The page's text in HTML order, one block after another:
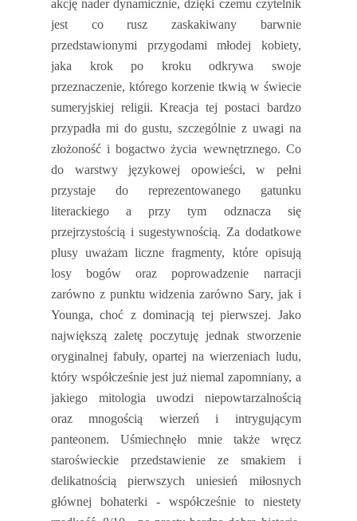
akcję nader dynamicznie, dzięki czemu czytelnik
jest co rusz zaskakiwany barwnie
przedstawionymi przygodami młodej kobiety,
jaka krok po kroku odkrywa swoje
przeznaczenie, którego korzenie tkwią w świecie
sumeryjskiej religii. Kreacja tej postaci bardzo
przypadła mi do gustu, szczególnie z uwagi na
złożoność i bogactwo życia wewnętrznego. Co
do warstwy językowej opowieści, w pełni
przystaje do reprezentowanego gatunku
literackiego a przy tym odznacza się
przejrzystością i sugestywnością. Za dodatkowe
plusy uważam liczne fragmenty, które opisują
losy bogów oraz poprowadzenie narracji
zarówno z punktu widzenia zarówno Sary, jak i
Younga, choć z dominacją tej pierwszej. Jako
największą zaletę poczytuję jednak stworzenie
oryginalnej fabuły, opartej na wierzeniach ludu,
który współcześnie jest już niemal zapomniany, a
jakiego mitologia uwodzi niepowtarzalnością
oraz mnogością wierzeń i intrygującym
panteonem. Uśmiechnęło mnie także wręcz
staroświeckie przedstawienie ze smakiem i
delikatnością pierwszych uniesień miłosnych
głównej bohaterki - współcześnie to niestety